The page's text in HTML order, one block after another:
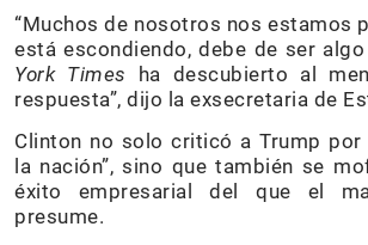
“Muchos de nosotros nos estamos
está escondiendo, debe de ser
York Times ha descubierto al
respuesta”, dijo la exsecretaria de
Clinton no solo criticó a Trump por
la nación”, sino que también se
éxito empresarial del que el
presume.